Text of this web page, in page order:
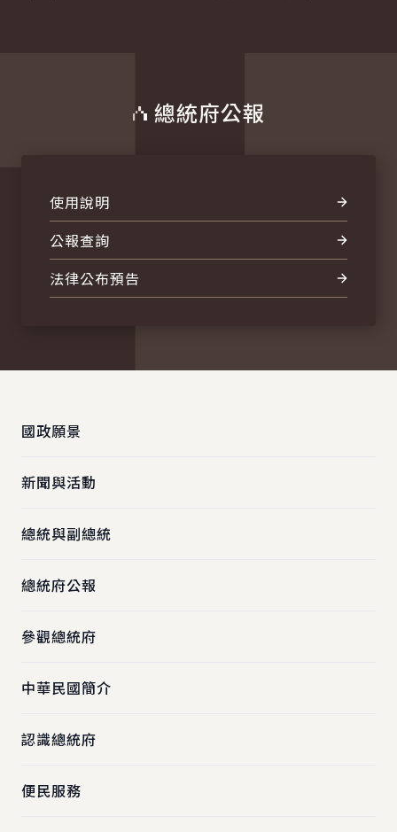
總統府公報
使用說明
公報查詢
法律公布預告
國政願景
新聞與活動
總統與副總統
總統府公報
參觀總統府
中華民國簡介
認識總統府
便民服務